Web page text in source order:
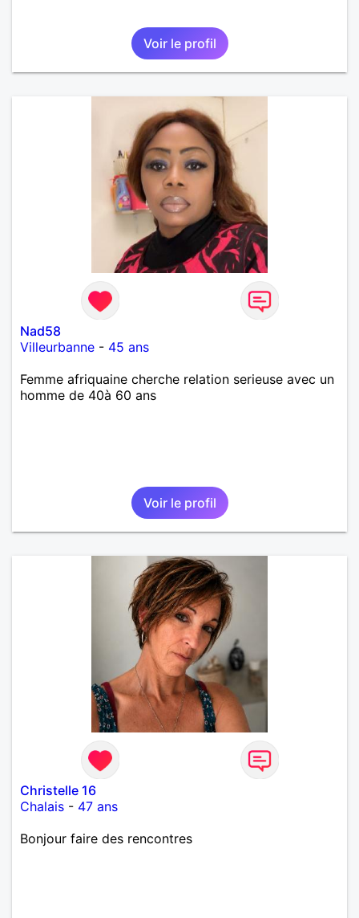
Voir le profil
Nad58
Villeurbanne - 45 ans
Femme afriquaine cherche relation serieuse avec un
homme de 40à 60 ans
Voir le profil
Christelle 16
Chalais - 47 ans
Bonjour faire des rencontres